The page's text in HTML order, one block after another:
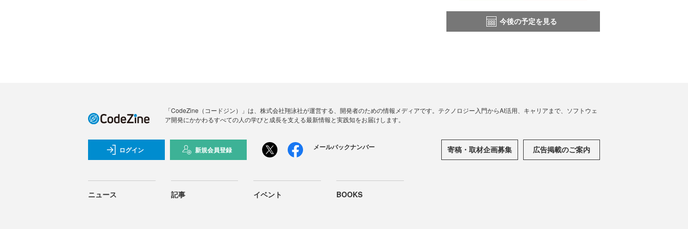
今後の予定を見る
「CodeZine（コードジン）」は、株式会社翔泳社が運営する、開発者のための情報メディアです。テクノロジー入門からAI活用、キャリアまで、ソフトウェ
ア開発にかかわるすべての人の学びと成長を支える最新情報と実践知をお届けします。
ログイン 新規会員登録 メールバックナンバー 寄稿・取材企画募集 広告掲載のご案内
ニュース 記事 イベント BOOKS